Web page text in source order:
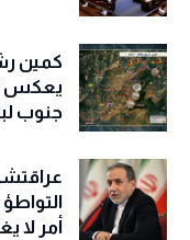
كمين
يعكس
جنوب
أمر لا